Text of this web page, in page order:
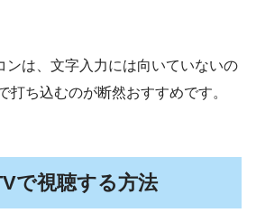
ンは、文字入力には向いていないの
打ち込むのが断然おすすめです。
で視聴する方法